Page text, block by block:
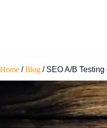
Home /Blog / SEO A/B